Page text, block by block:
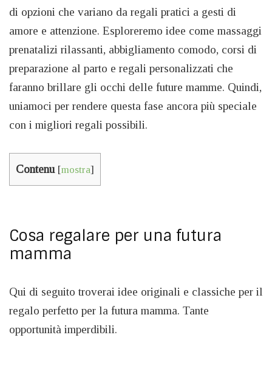
di opzioni che variano da regali pratici a gesti di
amore e attenzione. Esploreremo idee come massaggi
prenatalizi rilassanti, abbigliamento comodo, corsi di
preparazione al parto e regali personalizzati che
faranno brillare gli occhi delle future mamme. Quindi,
uniamoci per rendere questa fase ancora più speciale
con i migliori regali possibili.
Contenu [mostra]
Cosa regalare per una futura
mamma
Qui di seguito troverai idee originali e classiche per il
regalo perfetto per la futura mamma. Tante
opportunità imperdibili.